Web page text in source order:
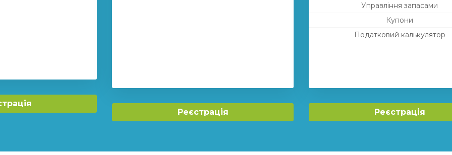
Реєстрація
Управління запасами
Купони
Податковий калькулятор
Реєстрація